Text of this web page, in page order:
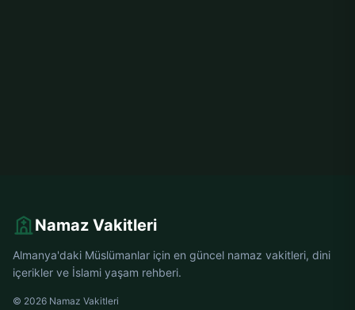
Namaz Vakitleri
Almanya'daki Müslümanlar için en güncel namaz vakitleri, dini
içerikler ve İslami yaşam rehberi.
© 2026 Namaz Vakitleri